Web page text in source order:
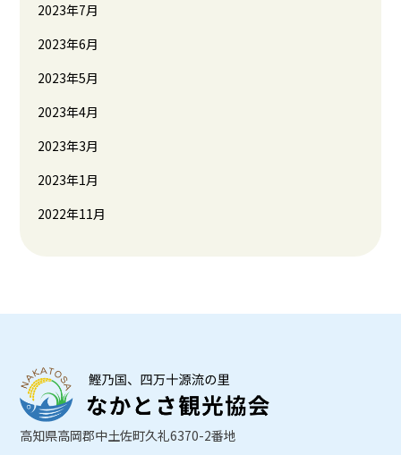
2023年7月
2023年6月
2023年5月
2023年4月
2023年3月
2023年1月
2022年11月
高知県高岡郡中土佐町久礼6370-2番地